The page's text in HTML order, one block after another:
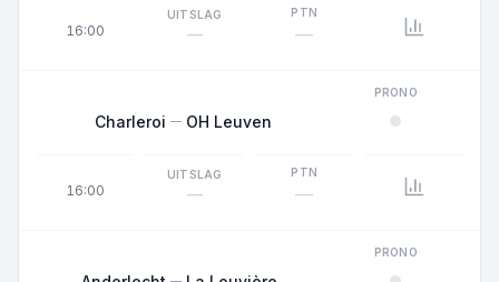
16:00
UITSLAG
—
PTN
—
16:00
Charleroi OH Leuven
PRONO
UITSLAG
—
PTN
—
PRONO